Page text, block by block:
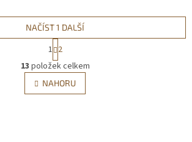
3
potisk. 📦Skladem do 3
pracovních...
O
v
l
á
NAČÍST 1 DALŠÍ
t
r
á
n
k
1 2
13 položek celkem
NAHORU